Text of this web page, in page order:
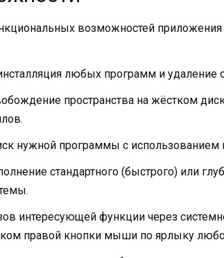
возможностей
любых программ и удаление
пространства на жёстком
нужной программы с использованием
стандартного (быстрого) или
интересующей функции через
правой кнопки мыши по ярлыку